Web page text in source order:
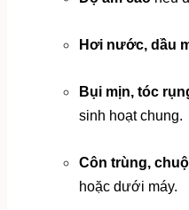
Hơi nước, dầu
Bụi mịn, tóc
sinh hoạt chung.
Côn trùng,
hoặc dưới máy.